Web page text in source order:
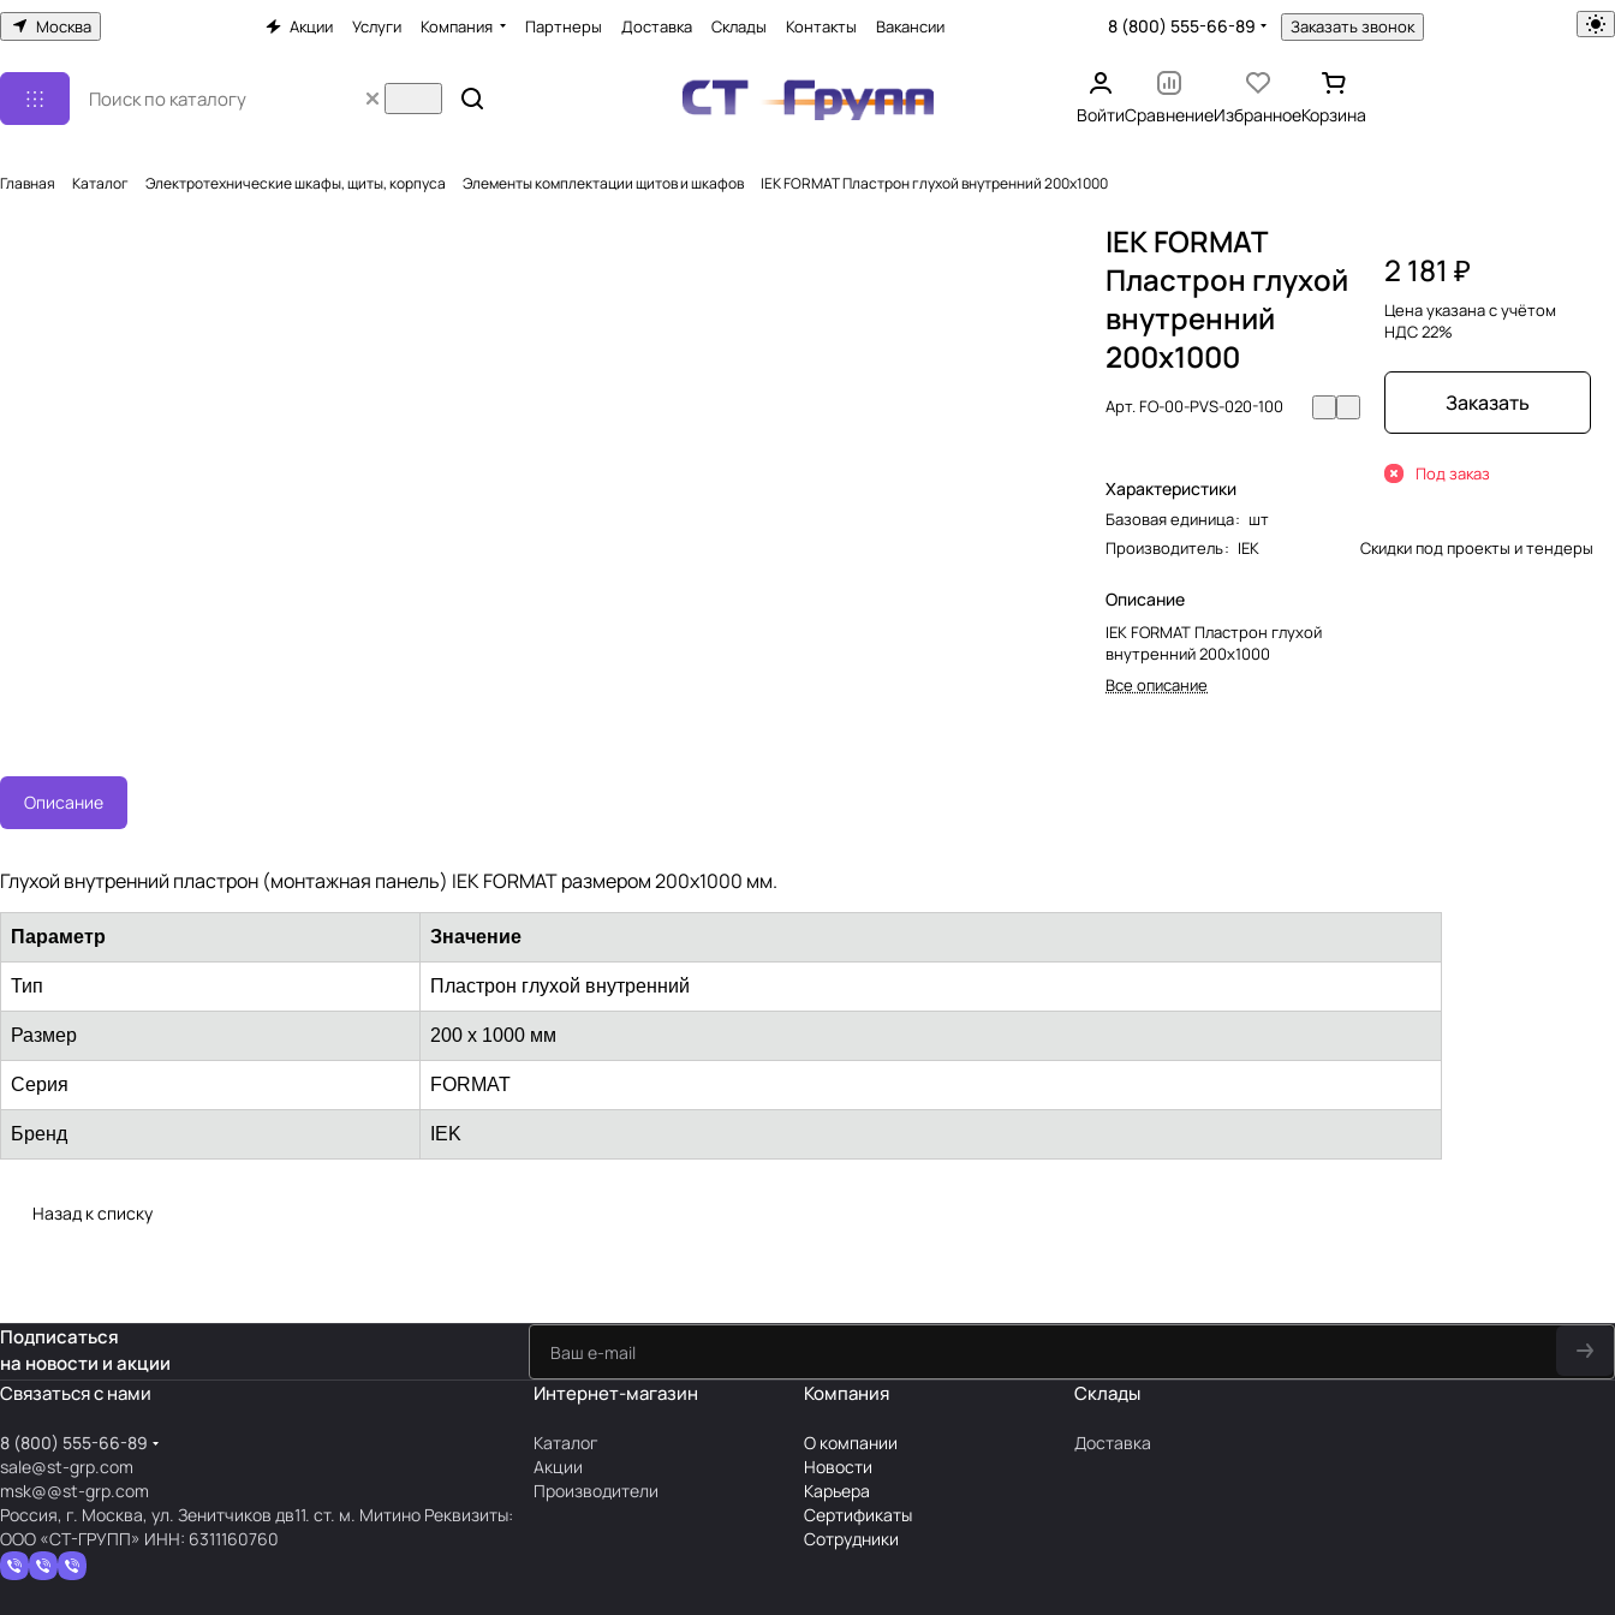
Москва Акции Услуги Компания Партнеры Доставка Склады Контакты Вакансии 8 (800) 555-66-89 Заказать звонок
ВойтиСравнениеИзбранноеКорзина
Главная Каталог Электротехнические шкафы, щиты, корпуса Элементы комплектации щитов и шкафов IEK FORMAT Пластрон глухой внутренний 200х1000
IEK FORMAT
Пластрон глухой
внутренний
200х1000
Арт.FO-00-PVS-020-100
Характеристики
Базовая единица: шт
Производитель: IEK
Описание
IEK FORMAT Пластрон глухой
внутренний 200х1000
Все описание
2 181 ₽
Цена указана с учётом
НДС 22%
Заказать
Под заказ
Скидки под проекты и тендеры
Описание
Глухой внутренний пластрон (монтажная панель) IEK FORMAT размером 200х1000 мм.
Параметр Значение
Тип Пластрон глухой внутренний
Размер 200 x 1000 мм
Серия FORMAT
Бренд IEK
Назад к списку
Подписаться
на новости и акции
Связаться с нами
8 (800) 555-66-89
sale@st-grp.com
msk@@st-grp.com
Россия, г. Москва, ул. Зенитчиков дв11. ст. м. Митино Реквизиты:
ООО «СТ-ГРУПП» ИНН: 6311160760
Интернет-магазин
Каталог
Акции
Производители
Компания
О компании
Новости
Карьера
Сертификаты
Сотрудники
Склады
Доставка